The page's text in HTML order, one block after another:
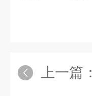
上一篇：